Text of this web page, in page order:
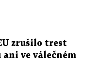
zrušilo trest
ve válečném